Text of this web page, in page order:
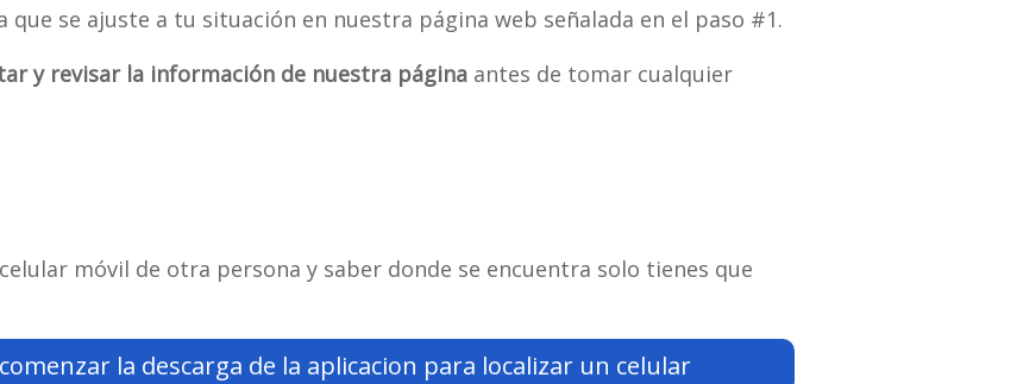
se ajuste a tu situación en nuestra página web señalada en el paso #1.
y revisar la información de nuestra página antes de tomar cualquier
móvil de otra persona y saber donde se encuentra solo tienes que
la descarga de la aplicacion para localizar un celular